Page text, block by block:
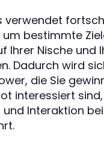
verwendet
bestimmte
Ihrer Nische und
Dadurch wird
die Sie
interessiert
Interaktion